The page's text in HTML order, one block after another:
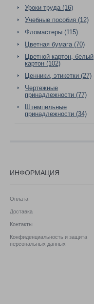
Уроки труда (16)
Учебные пособия (12)
Фломастеры (115)
Цветная бумага (70)
Цветной картон, белый
картон (102)
Ценники, этикетки (27)
Чертежные
принадлежности (77)
Штемпельные
принадлежности (34)
ИНФОРМАЦИЯ
Оплата
Доставка
Контакты
Конфиденциальность и защита
персональных данных